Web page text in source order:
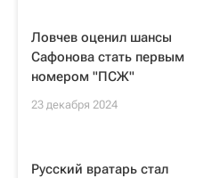
Ловчев оценил шансы
Сафонова стать первым
номером "ПСЖ"
23 декабря 2024
Русский вратарь стал